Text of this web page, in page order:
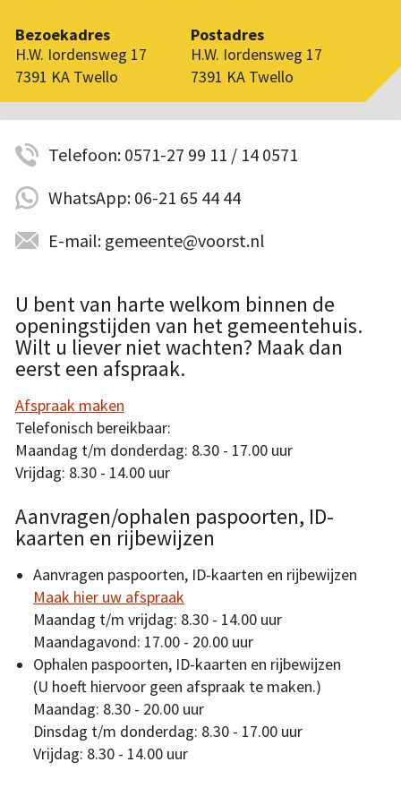
Bezoekadres
H.W. Iordensweg 17
7391 KA Twello
Postadres
H.W. Iordensweg 17
7391 KA Twello
Telefoon: 0571-27 99 11 / 14 0571
WhatsApp: 06-21 65 44 44
E-mail: gemeente@voorst.nl
U bent van harte welkom binnen de
openingstijden van het gemeentehuis.
Wilt u liever niet wachten? Maak dan
eerst een afspraak.
Afspraak maken
Telefonisch bereikbaar:
Maandag t/m donderdag: 8.30 - 17.00 uur
Vrijdag: 8.30 - 14.00 uur
Aanvragen/ophalen paspoorten, ID-
kaarten en rijbewijzen
Aanvragen paspoorten, ID-kaarten en rijbewijzen
Maak hier uw afspraak
Maandag t/m vrijdag: 8.30 - 14.00 uur
Maandagavond: 17.00 - 20.00 uur
Ophalen paspoorten, ID-kaarten en rijbewijzen
(U hoeft hiervoor geen afspraak te maken.)
Maandag: 8.30 - 20.00 uur
Dinsdag t/m donderdag: 8.30 - 17.00 uur
Vrijdag: 8.30 - 14.00 uur